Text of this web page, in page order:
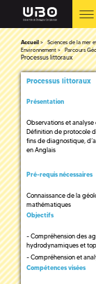
Accueil Sciences de la mer
Environnement
Parcours
Processus littoraux
Processus littoraux
Présentation
Observations et analyse
Définition de protocole
fins de diagnostique,
en Anglais
Pré-requis nécessaires
Connaissance de la
mathématiques
Objectifs
- Compréhension des
hydrodynamiques et
- Compréhension et
Compétences visées